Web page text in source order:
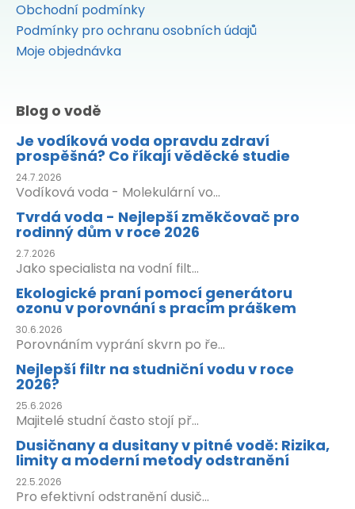
Obchodní podmínky
Podmínky pro ochranu osobních údajů
Moje objednávka
Blog o vodě
Je vodíková voda opravdu zdraví
prospěšná? Co říkají věděcké studie
24.7.2026
Vodíková voda - Molekulární vo...
Tvrdá voda - Nejlepší změkčovač pro
rodinný dům v roce 2026
2.7.2026
Jako specialista na vodní filt...
Ekologické praní pomocí generátoru
ozonu v porovnání s pracím práškem
30.6.2026
Porovnáním vyprání skvrn po ře...
Nejlepší filtr na studniční vodu v roce
2026?
25.6.2026
Majitelé studní často stojí př...
Dusičnany a dusitany v pitné vodě: Rizika,
limity a moderní metody odstranění
22.5.2026
Pro efektivní odstranění dusič...